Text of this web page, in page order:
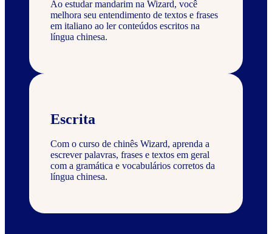
Ao estudar mandarim na Wizard, você
melhora seu entendimento de textos e frases
em italiano ao ler conteúdos escritos na
língua chinesa.
Escrita
Com o curso de chinês Wizard, aprenda a
escrever palavras, frases e textos em geral
com a gramática e vocabulários corretos da
língua chinesa.